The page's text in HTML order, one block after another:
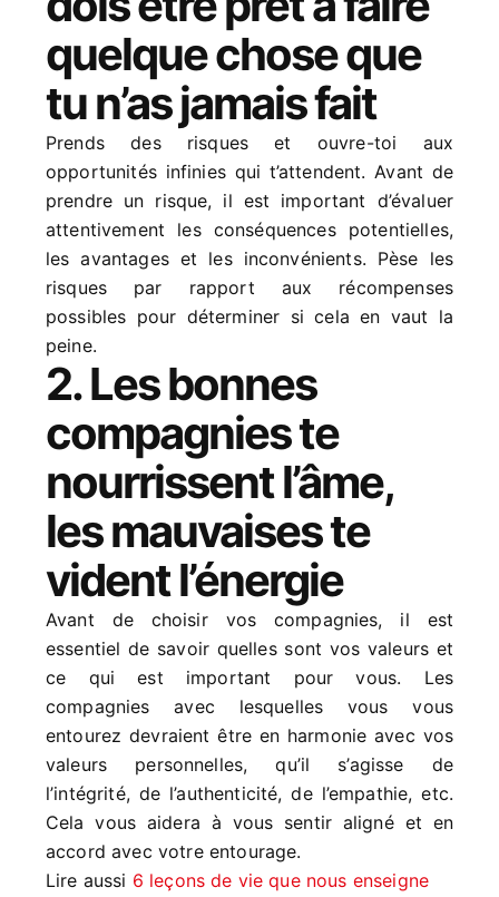
quelque chose que
tu n’as jamais fait
Prends des risques et ouvre-toi aux
opportunités infinies qui t’attendent. Avant de
prendre un risque, il est important d’évaluer
attentivement les conséquences potentielles,
les avantages et les inconvénients. Pèse les
risques par rapport aux récompenses
possibles pour déterminer si cela en vaut la
peine.
2. Les bonnes
compagnies te
nourrissent l’âme,
les mauvaises te
vident l’énergie
Avant de choisir vos compagnies, il est
essentiel de savoir quelles sont vos valeurs et
ce qui est important pour vous. Les
compagnies avec lesquelles vous vous
entourez devraient être en harmonie avec vos
valeurs personnelles, qu’il s’agisse de
l’intégrité, de l’authenticité, de l’empathie, etc.
Cela vous aidera à vous sentir aligné et en
accord avec votre entourage.
Lire aussi 6 leçons de vie que nous enseigne